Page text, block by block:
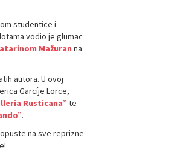
studentice i
vodio je glumac
Mažuran na
autora. U ovoj
Garcíje Lorce,
Rusticana” te
.
na sve reprizne